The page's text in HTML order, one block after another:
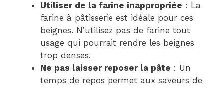
Utiliser de la farine inappropriée : La
farine à pâtisserie est idéale pour ces
beignes. N’utilisez pas de farine tout
usage qui pourrait rendre les beignes
trop denses.
Ne pas laisser reposer la pâte : Un
temps de repos permet aux saveurs de